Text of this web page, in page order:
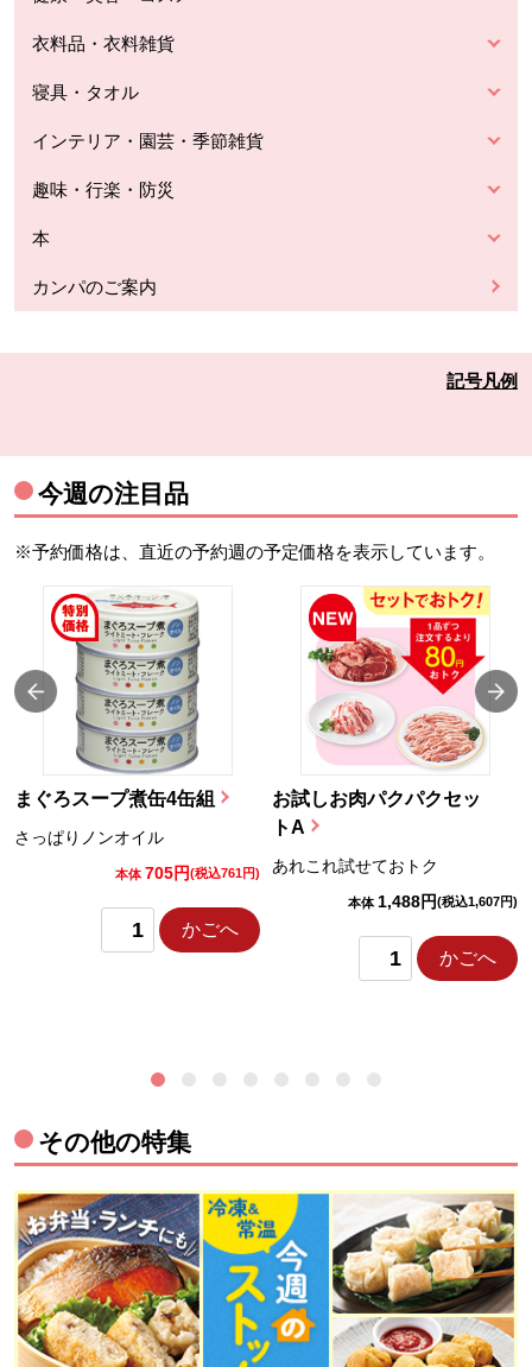
衣料品・衣料雑貨
寝具・タオル
インテリア・園芸・季節雑貨
趣味・行楽・防災
本
カンパのご案内
記号凡例
今週の注目品
※予約価格は、直近の予約週の予定価格を表示しています。
まぐろスープ煮缶4缶組
さっぱりノンオイル
本体 705円(税込761円)
かごへ
お試しお肉パクパクセッ
トA
あれこれ試せておトク
本体 1,488円(税込1,607円)
かごへ
その他の特集